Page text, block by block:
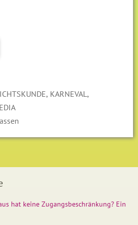
, KARNEVAL,
hat keine Zugangsbeschränkung? Ein